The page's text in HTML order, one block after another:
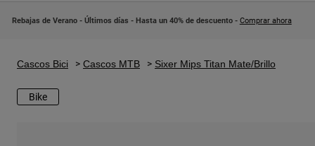
Novedades
Cascos Motocross Niño
Explora Moto
Novedades
Lifestyle
Rebajas de Verano - Últimos días - Hasta un 40% de descuento - Comprar ahora
Cascos Bici Cascos MTB Sixer Mips Titan Mate/Brillo
Bike